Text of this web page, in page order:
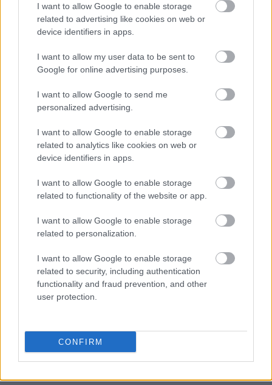
I want to allow Google to enable storage
related to advertising like cookies on web or
device identifiers in apps.
I want to allow my user data to be sent to
Google for online advertising purposes.
I want to allow Google to send me
personalized advertising.
I want to allow Google to enable storage
related to analytics like cookies on web or
device identifiers in apps.
I want to allow Google to enable storage
related to functionality of the website or app.
I want to allow Google to enable storage
related to personalization.
I want to allow Google to enable storage
related to security, including authentication
functionality and fraud prevention, and other
user protection.
CONFIRM
Kontakt
Obserwuj nas
Zacznij pisać, żeby zobaczyć wyniki lub przyciśnij ESC,
by zamknąć
ZOBACZ WSZYSTKIE WYNIKI
SUBSCRIBE
A customizable modal perfect for newsletters
[mc4wp_form id="496"]